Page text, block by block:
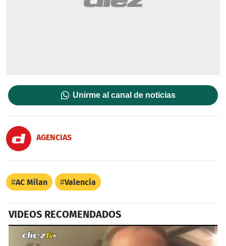
Unirme al canal de noticias
AGENCIAS
AC Milan Valencia
VIDEOS RECOMENDADOS